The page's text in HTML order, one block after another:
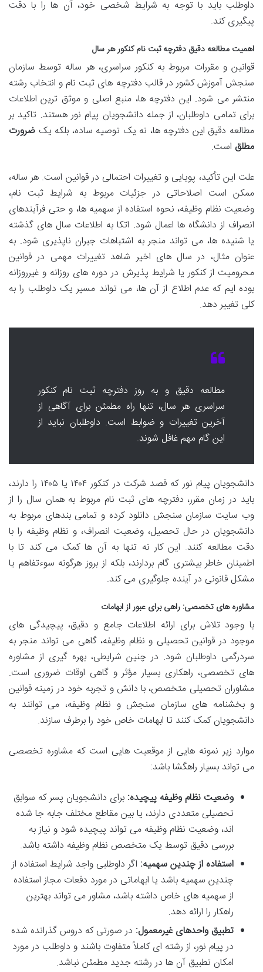
داوطلب باید با توجه به شرایط شخصی خود، آن ها را با دقت
پیگیری کند.
اهمیت مطالعه دقیق دفترچه ثبت نام کنکور هر سال
قوانین و مقررات مربوط به کنکور سراسری، هر ساله توسط سازمان
سنجش آموزش کشور در قالب دفترچه های ثبت نام و انتخاب رشته
منتشر می شود. این دفترچه ها، منبع اصلی و موثق ترین اطلاعات
برای تمامی داوطلبان، از جمله دانشجویان پیام نور هستند. تاکید بر
مطالعه دقیق این دفترچه ها، نه یک توصیه ساده، بلکه یک ضرورت
مطلق است.
علت این تأکید، پویایی و تغییرات احتمالی در قوانین است. هر ساله،
ممکن است اصلاحاتی در جزئیات مربوط به شرایط ثبت نام،
وضعیت نظام وظیفه، نحوه استفاده از سهمیه ها، و حتی فرآیندهای
انصراف از دانشگاه ها اعمال شود. اتکا به اطلاعات سال های گذشته
یا شنیده ها، می تواند منجر به اشتباهات جبران ناپذیری شود. به
عنوان مثال، در سال های اخیر شاهد تغییرات مهمی در قوانین
محرومیت از کنکور یا شرایط پذیرش در دوره های روزانه و غیرروزانه
بوده ایم که عدم اطلاع از آن ها، می تواند مسیر یک داوطلب را به
کلی تغییر دهد.
مطالعه دقیق و به روز دفترچه ثبت نام کنکور
سراسری هر سال، تنها راه مطمئن برای آگاهی از
آخرین تغییرات و ضوابط است. داوطلبان نباید از
این گام مهم غافل شوند.
دانشجویان پیام نور که قصد شرکت در کنکور ۱۴۰۴ یا ۱۴۰۵ را دارند،
باید در زمان مقرر، دفترچه های ثبت نام مربوط به همان سال را از
وب سایت سازمان سنجش دانلود کرده و تمامی بندهای مربوط به
دانشجویان در حال تحصیل، وضعیت انصراف، و نظام وظیفه را با
دقت مطالعه کنند. این کار نه تنها به آن ها کمک می کند تا با
اطمینان خاطر بیشتری گام بردارند، بلکه از بروز هرگونه سوءتفاهم یا
مشکل قانونی در آینده جلوگیری می کند.
مشاوره های تخصصی: راهی برای عبور از ابهامات
با وجود تلاش برای ارائه اطلاعات جامع و دقیق، پیچیدگی های
موجود در قوانین تحصیلی و نظام وظیفه، گاهی می تواند منجر به
سردرگمی داوطلبان شود. در چنین شرایطی، بهره گیری از مشاوره
های تخصصی، راهکاری بسیار مؤثر و گاهی اوقات ضروری است.
مشاوران تحصیلی متخصص، با دانش و تجربه خود در زمینه قوانین
و بخشنامه های سازمان سنجش و نظام وظیفه، می توانند به
دانشجویان کمک کنند تا ابهامات خاص خود را برطرف سازند.
موارد زیر نمونه هایی از موقعیت هایی است که مشاوره تخصصی
می تواند بسیار راهگشا باشد:
وضعیت نظام وظیفه پیچیده: برای دانشجویان پسر که سوابق
تحصیلی متعددی دارند، یا بین مقاطع مختلف جابه جا شده
اند، وضعیت نظام وظیفه می تواند پیچیده شود و نیاز به
بررسی دقیق توسط یک متخصص نظام وظیفه داشته باشد.
استفاده از چندین سهمیه: اگر داوطلبی واجد شرایط استفاده از
چندین سهمیه باشد یا ابهاماتی در مورد دفعات مجاز استفاده
از سهمیه های خاص داشته باشد، مشاور می تواند بهترین
راهکار را ارائه دهد.
تطبیق واحدهای غیرمعمول: در صورتی که دروس گذرانده شده
در پیام نور، از رشته ای کاملاً متفاوت باشند و داوطلب در مورد
امکان تطبیق آن ها در رشته جدید مطمئن نباشد.